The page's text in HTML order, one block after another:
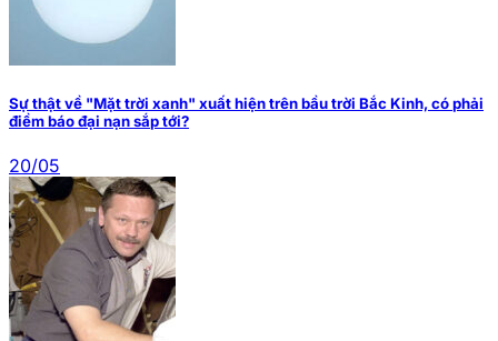
Sự thật về "Mặt trời xanh" xuất hiện trên bầu trời Bắc Kinh, có phải
điềm báo đại nạn sắp tới?
20/05